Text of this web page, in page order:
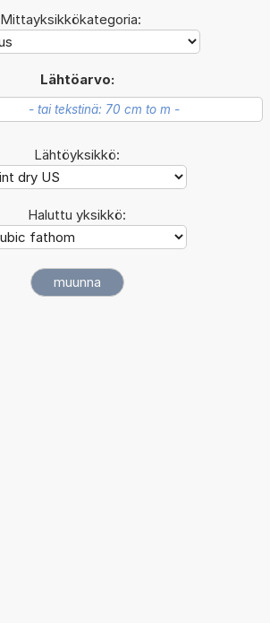
Mittayksikkökategoria:
Lähtöarvo:
Lähtöyksikkö:
Haluttu yksikkö: